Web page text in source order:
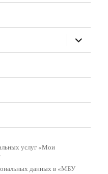
раскрыть
дочернее
меню
услуг «Мои
данных в «МБУ